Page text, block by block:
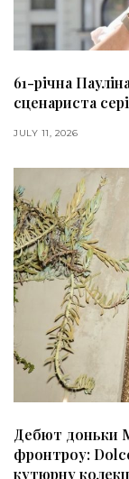
61-річна
сценариста
JULY 11, 2026
Дебют доньки
фронтроу:
кутюрну